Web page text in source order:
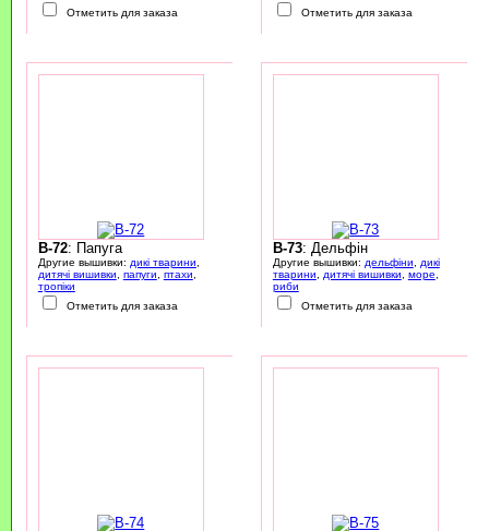
Отметить для заказа
Отметить для заказа
B-72: Папуга
Другие вышивки: дикі тварини
дитячі вишивки
папуги птахи
тропіки
Отметить для заказа
B-73: Дельфін
Другие вышивки: дельфіни
дикі
тварини
дитячі вишивки море
риби
Отметить для заказа